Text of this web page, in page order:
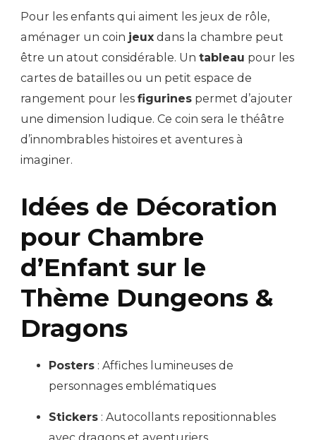
Pour les enfants qui aiment les jeux de rôle,
aménager un coin jeux dans la chambre peut
être un atout considérable. Un tableau pour les
cartes de batailles ou un petit espace de
rangement pour les figurines permet d’ajouter
une dimension ludique. Ce coin sera le théâtre
d’innombrables histoires et aventures à
imaginer.
Idées de Décoration
pour Chambre
d’Enfant sur le
Thème Dungeons &
Dragons
Posters : Affiches lumineuses de
personnages emblématiques
Stickers : Autocollants repositionnables